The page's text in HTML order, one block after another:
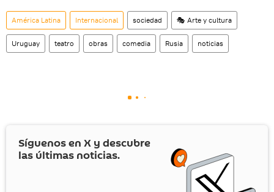
América Latina Internacional sociedad 🎭 Arte y cultura
Uruguay teatro obras comedia Rusia noticias
Síguenos en X y descubre
las últimas noticias.